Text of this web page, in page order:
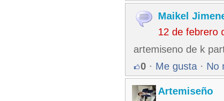
Maikel
12 de febrero
artemiseno de k
0 · Me gusta · No
Artemiseño